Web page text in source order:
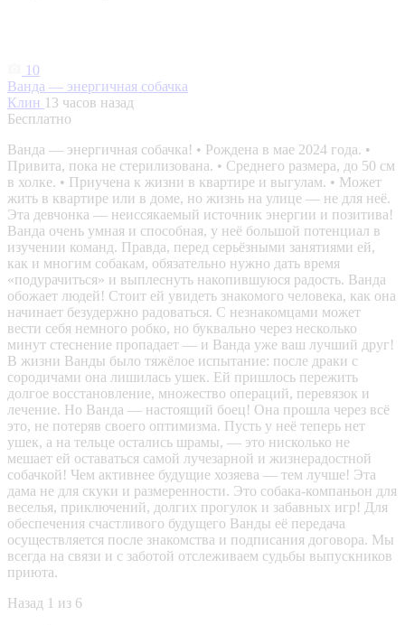
10
Ванда — энергичная собачка
Клин 13 часов назад
Бесплатно
Ванда — энергичная собачка! • Рождена в мае 2024 года. •
Привита, пока не стерилизована. • Среднего размера, до 50 см
в холке. • Приучена к жизни в квартире и выгулам. • Может
жить в квартире или в доме, но жизнь на улице — не для неё.
Эта девчонка — неиссякаемый источник энергии и позитива!
Ванда очень умная и способная, у неё большой потенциал в
изучении команд. Правда, перед серьёзными занятиями ей,
как и многим собакам, обязательно нужно дать время
«подурачиться» и выплеснуть накопившуюся радость. Ванда
обожает людей! Стоит ей увидеть знакомого человека, как она
начинает безудержно радоваться. С незнакомцами может
вести себя немного робко, но буквально через несколько
минут стеснение пропадает — и Ванда уже ваш лучший друг!
В жизни Ванды было тяжёлое испытание: после драки с
сородичами она лишилась ушек. Ей пришлось пережить
долгое восстановление, множество операций, перевязок и
лечение. Но Ванда — настоящий боец! Она прошла через всё
это, не потеряв своего оптимизма. Пусть у неё теперь нет
ушек, а на тельце остались шрамы, — это нисколько не
мешает ей оставаться самой лучезарной и жизнерадостной
собачкой! Чем активнее будущие хозяева — тем лучше! Эта
дама не для скуки и размеренности. Это собака-компаньон для
веселья, приключений, долгих прогулок и забавных игр! Для
обеспечения счастливого будущего Ванды её передача
осуществляется после знакомства и подписания договора. Мы
всегда на связи и с заботой отслеживаем судьбы выпускников
приюта.
Назад 1 из 6